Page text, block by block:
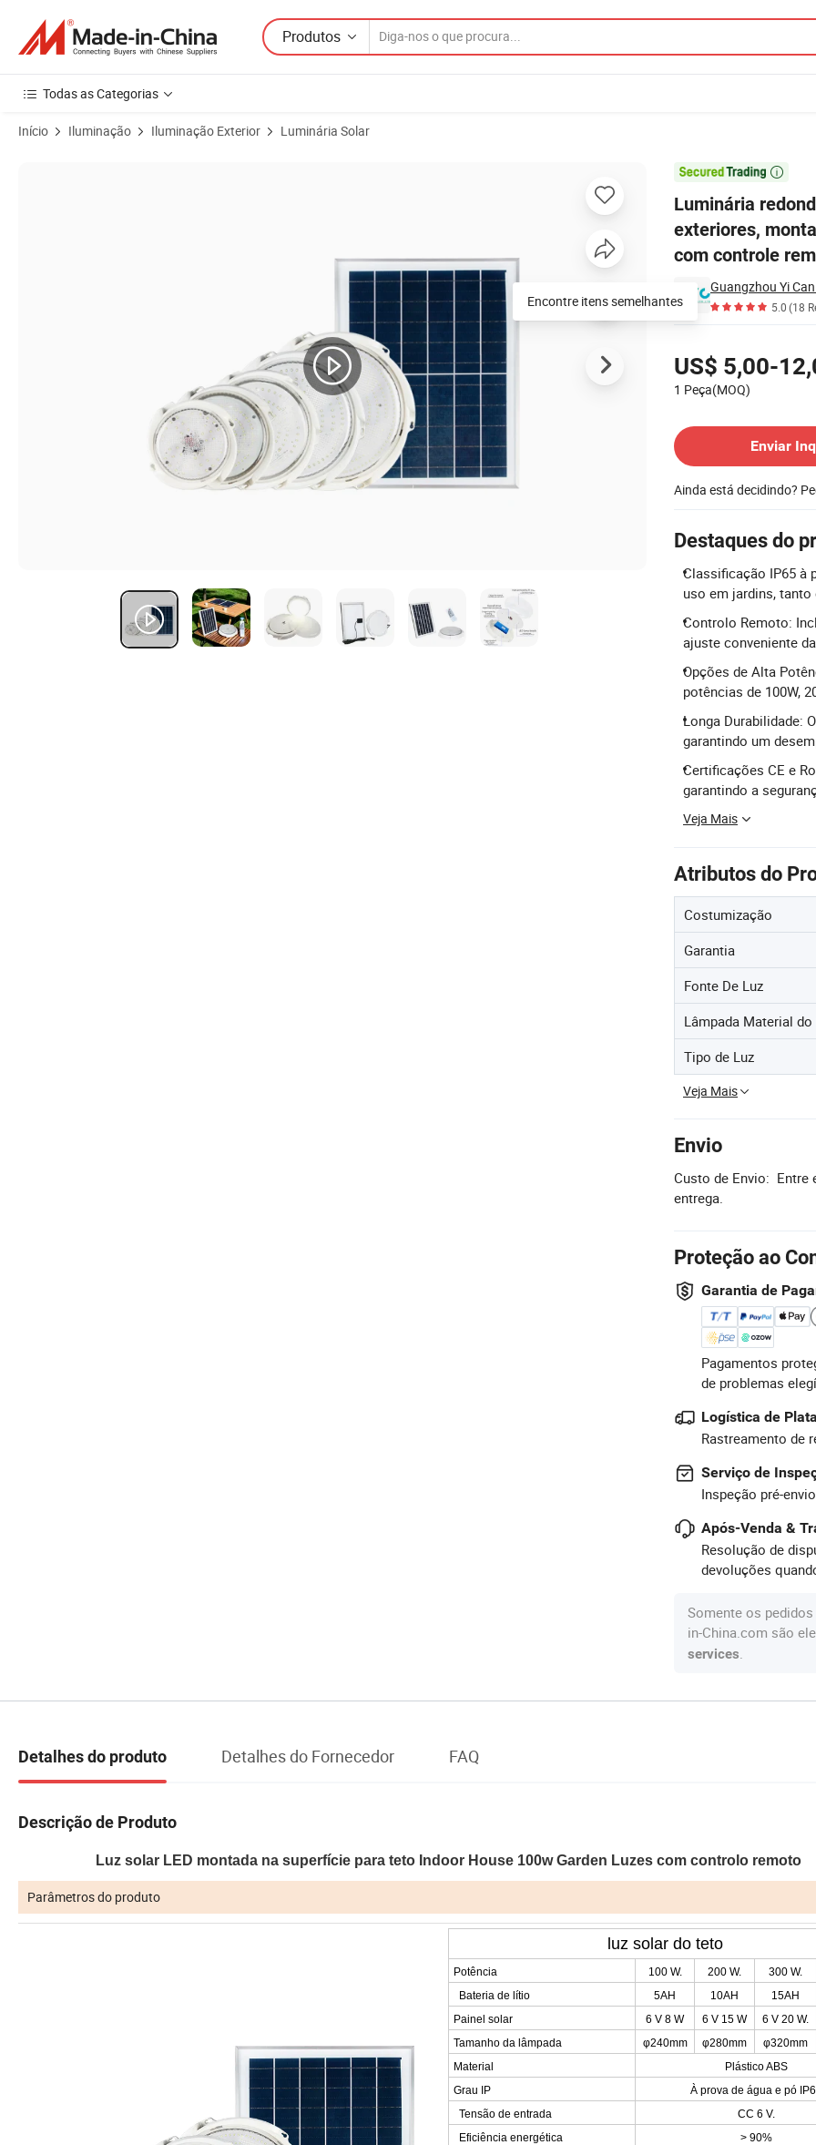
Produtos
Todas as Categorias
Início Iluminação Iluminação Exterior Luminária Solar

Luminária
exteriores,
com controle
Guangzhou Yi
5.0(18
US$ 5,00-
1 Peça(MOQ)
Enviar
Ainda está decidindo?
Destaques do
Classificação IP65 à
uso em jardins,
Controlo Remoto:
ajuste conveniente
Opções de Alta
potências de 100W,
Longa Durabilidade:
garantindo um
Certificações CE e
garantindo a
Veja Mais
Atributos do
Costumização
Garantia
Fonte De Luz
Lâmpada Material do
Tipo de Luz
Veja Mais
Envio
Custo de Envio: Entre
entrega.
Proteção ao
Garantia de
Pagamentos
de problemas
Logística de
Rastreamento de
Serviço de
Inspeção pré-
Após-Venda &
Resolução de
devoluções
Somente os
in-China.com são
services.
Imagens do produto de Luminária redonda LED à prova d'água para interiores e exteriores, montada na superfície, luz solar para casa,
Encontre itens semelhantes
Detalhes do produto Detalhes do Fornecedor FAQ
Descrição de Produto
Luz solar LED montada na superfície para teto Indoor House 100w Garden Luzes com controlo remoto
Parâmetros do produto
luz solar do teto
Potência 100 W. 200 W. 300 W.
Bateria de lítio
5AH 10AH 15AH
Painel solar
6 V 8 W 6 V 15 W 6 V 20 W.
Tamanho da lâmpada
φ240mm φ280mm φ320mm
Material
Plástico ABS
Grau IP
À prova de água e pó
Tensão de entrada
CC 6 V.
Eficiência energética
> 90%